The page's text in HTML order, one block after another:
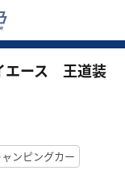
エース 王道装
ンピングカー